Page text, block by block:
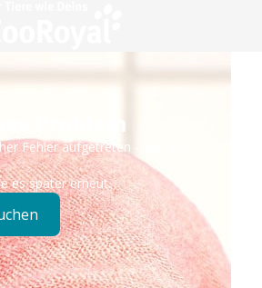
Problem
Fehler aufgetreten – wir sind
es später erneut.